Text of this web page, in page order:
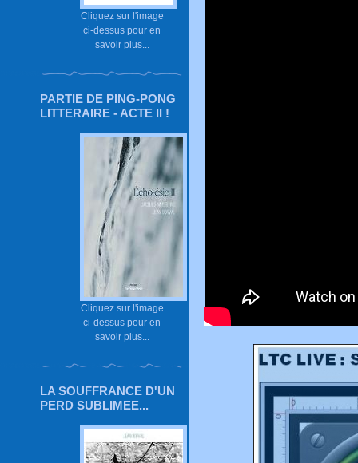
Cliquez sur l'image
ci-dessus pour en
savoir plus...
PARTIE DE PING-PONG
LITTERAIRE - ACTE II !
Cliquez sur l'image
ci-dessus pour en
savoir plus...
LA SOUFFRANCE D'UN
PERD SUBLIMEE...